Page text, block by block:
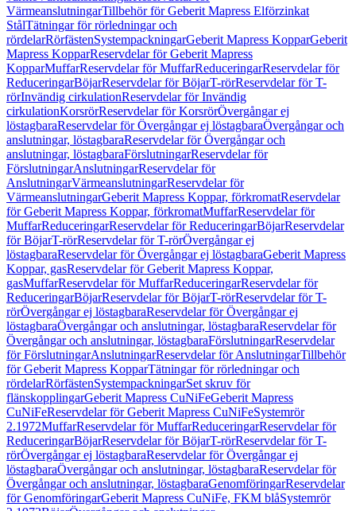
VärmeanslutningarTillbehör för Geberit Mapress Elförzinkat
StålTätningar för rörledningar och
rördelarRörfästenSystempackningarGeberit Mapress KopparGeberit
Mapress KopparReservdelar för Geberit Mapress
KopparMuffarReservdelar för MuffarReduceringarReservdelar för
ReduceringarBöjarReservdelar för BöjarT-rörReservdelar för T-
rörInvändig cirkulationReservdelar för Invändig
cirkulationKorsrörReservdelar för KorsrörÖvergångar ej
löstagbaraReservdelar för Övergångar ej löstagbaraÖvergångar och
anslutningar, löstagbaraReservdelar för Övergångar och
anslutningar, löstagbaraFörslutningarReservdelar för
FörslutningarAnslutningarReservdelar för
AnslutningarVärmeanslutningarReservdelar för
VärmeanslutningarGeberit Mapress Koppar, förkromatReservdelar
för Geberit Mapress Koppar, förkromatMuffarReservdelar för
MuffarReduceringarReservdelar för ReduceringarBöjarReservdelar
för BöjarT-rörReservdelar för T-rörÖvergångar ej
löstagbaraReservdelar för Övergångar ej löstagbaraGeberit Mapress
Koppar, gasReservdelar för Geberit Mapress Koppar,
gasMuffarReservdelar för MuffarReduceringarReservdelar för
ReduceringarBöjarReservdelar för BöjarT-rörReservdelar för T-
rörÖvergångar ej löstagbaraReservdelar för Övergångar ej
löstagbaraÖvergångar och anslutningar, löstagbaraReservdelar för
Övergångar och anslutningar, löstagbaraFörslutningarReservdelar
för FörslutningarAnslutningarReservdelar för AnslutningarTillbehör
för Geberit Mapress KopparTätningar för rörledningar och
rördelarRörfästenSystempackningarSet skruv för
flänskopplingarGeberit Mapress CuNiFeGeberit Mapress
CuNiFeReservdelar för Geberit Mapress CuNiFeSystemrör
2.1972MuffarReservdelar för MuffarReduceringarReservdelar för
ReduceringarBöjarReservdelar för BöjarT-rörReservdelar för T-
rörÖvergångar ej löstagbaraReservdelar för Övergångar ej
löstagbaraÖvergångar och anslutningar, löstagbaraReservdelar för
Övergångar och anslutningar, löstagbaraGenomföringarReservdelar
för GenomföringarGeberit Mapress CuNiFe, FKM blåSystemrör